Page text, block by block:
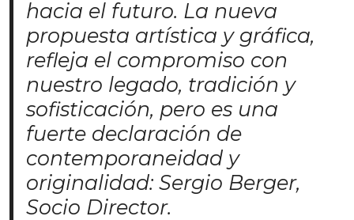
hacia el futuro. La nueva
propuesta artística y gráfica,
refleja el compromiso con
nuestro legado, tradición y
sofisticación, pero es una
fuerte declaración de
contemporaneidad y
originalidad: Sergio Berger,
Socio Director.